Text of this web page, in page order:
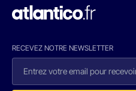
RECEVEZ NOTRE NEWSLETTER